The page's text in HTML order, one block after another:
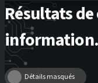
Résultats
Détails masqués